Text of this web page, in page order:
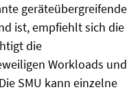
geräteübergreifende
ist, empfiehlt sich die
die
Workloads und
SMU kann einzelne